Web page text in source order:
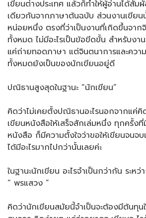
เขียนต่างประเทศ แล้วก็ทำให้ผู้อ่านได้สั
เดียวกันจากภาษาต้นฉบับ ส่วนงานเขียน
หน่อยหนึ่ง ตรงที่ว่าเป็นงานที่เกิดขึ้นจาก
ทั้งหมด ไม่มีอะไรเป็นข้อขีดขั้น สำหรับงา
แค่ถ่ายทอดภาษา แต่จินตนาการและควา
ทั้งหมดยังเป็นของนักเขียนอยู่ดี
ปณิธานสูงสุดในฐานะ “นักเขียน”
คิดว่าไม่เคยตั้งปณิธานอะไรนอกจากแค่คิ
เขียนหนังสือให้เสร็จสักเล่มหนึ่ง ทุกครั้ง
หนังสือ ก็มีความตั้งใจว่าขอให้เขียนจนจ
ได้มีอะไรมากไปกว่านั้นเลยค่ะ
ในฐานะนักเขียน อะไรจำเป็นกว่ากัน ระห
“ พรแสวง ”
คิดว่านักเขียนสมัยนี้จำเป็นจะต้องมีต้นทุน